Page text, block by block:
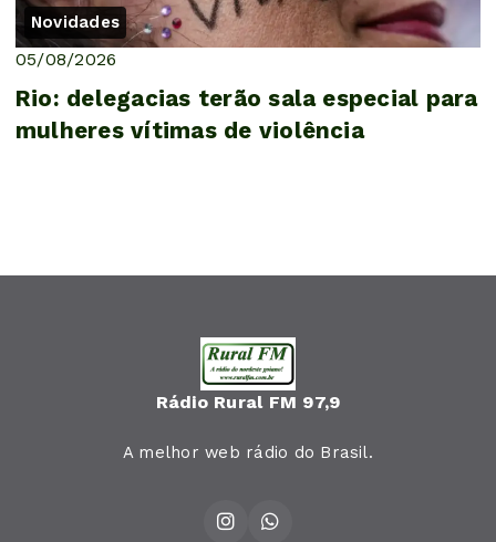
Novidades
05/08/2026
Rio: delegacias terão sala especial para
mulheres vítimas de violência
Rádio Rural FM 97,9
A melhor web rádio do Brasil.